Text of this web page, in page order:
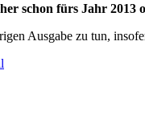
schon fürs Jahr
Ausgabe zu tun,